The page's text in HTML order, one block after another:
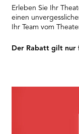
Erleben Sie Ihr
einen
Ihr Team vom
Der Rabatt gilt nur